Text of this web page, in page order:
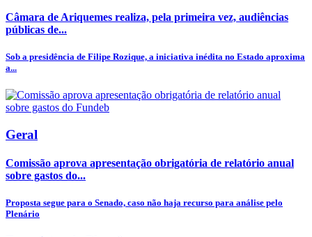
Câmara de Ariquemes realiza, pela primeira vez, audiências
públicas de...
Sob a presidência de Filipe Rozique, a iniciativa inédita no Estado aproxima
a...
Geral
Comissão aprova apresentação obrigatória de relatório anual
sobre gastos do...
Proposta segue para o Senado, caso não haja recurso para análise pelo
Plenário